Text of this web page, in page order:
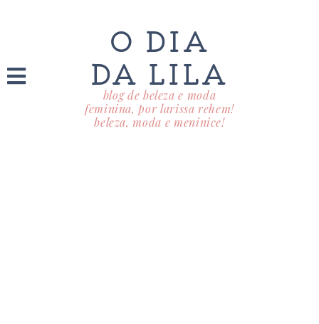
O DIA
DA LILA
blog de beleza e moda
feminina, por larissa rehem!
beleza, moda e meninice!